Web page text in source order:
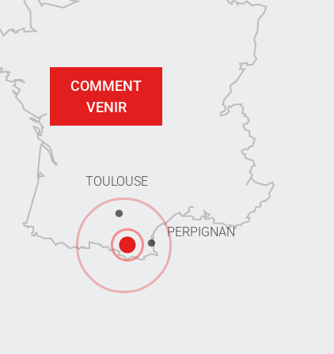
TOULOUSE
PERPIGNAN
COMMENT
VENIR